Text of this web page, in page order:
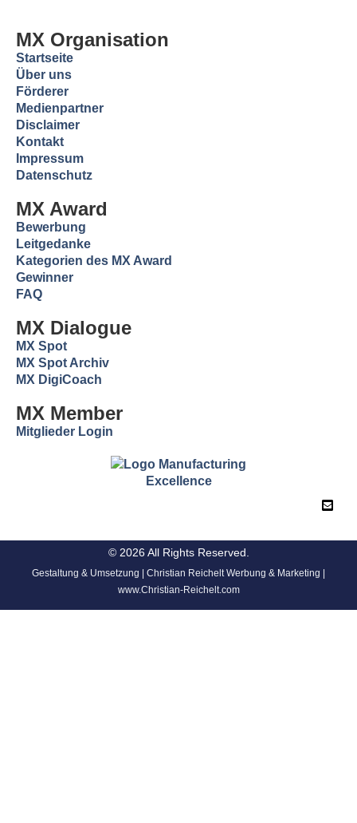
MX Organisation
Startseite
Über uns
Förderer
Medienpartner
Disclaimer
Kontakt
Impressum
Datenschutz
MX Award
Bewerbung
Leitgedanke
Kategorien des MX Award
Gewinner
FAQ
MX Dialogue
MX Spot
MX Spot Archiv
MX DigiCoach
MX Member
Mitglieder Login
© 2026 All Rights Reserved.
Gestaltung & Umsetzung | Christian Reichelt Werbung & Marketing |
www.Christian-Reichelt.com